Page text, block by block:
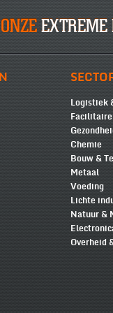
EXTREME
Logistiek
Chemie
Bouw &
Metaal
Voeding
Lichte
Natuur &
Overheid